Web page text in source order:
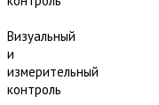
Визуальный
и
измерительный
контроль